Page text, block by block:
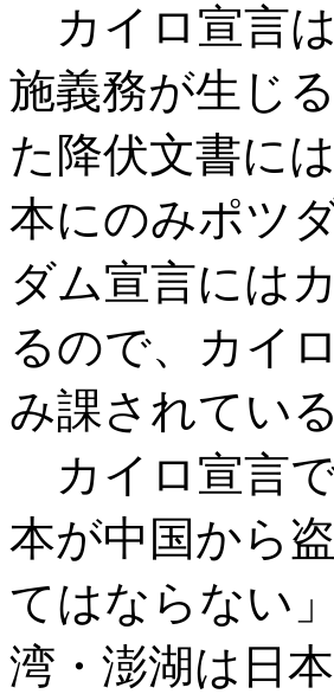
カイロ宣言
施義務が生じ
た降伏文書に
本にのみポツ
ダム宣言には
るので、カイ
み課されてい
カイロ宣言
本が中国から
てはならない
湾・澎湖は日